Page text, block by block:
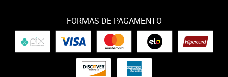
FORMAS DE PAGAMENTO